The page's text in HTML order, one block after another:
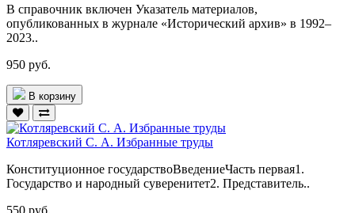
В справочник включен Указатель материалов,
опубликованных в журнале «Исторический архив» в 1992–
2023..
950 руб.
В корзину
Котляревский С. А. Избранные труды
Конституционное государствоВведениеЧасть первая1.
Государство и народный суверенитет2. Представитель..
550 руб.